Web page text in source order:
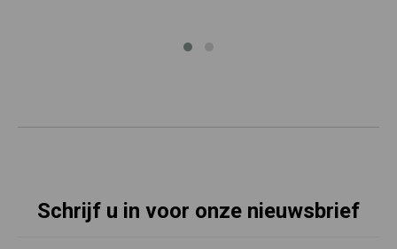
Schrijf u in voor onze nieuwsbrief